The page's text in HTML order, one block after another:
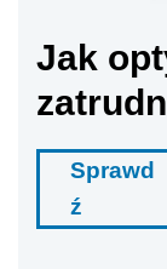
Jak
Sprawd
ź